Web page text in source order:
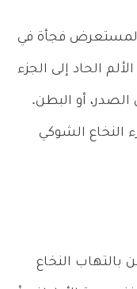
المستعرض فجأة في
الحاد إلى الجزء
الصدر، أو البطن.
النخاع الشوكي
النخاع